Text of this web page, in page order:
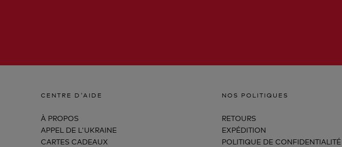
CENTRE D'AIDE
À PROPOS
APPEL DE L'UKRAINE
CARTES CADEAUX
NOS POLITIQUES
RETOURS
EXPÉDITION
POLITIQUE DE CONFIDENTIALITÉ